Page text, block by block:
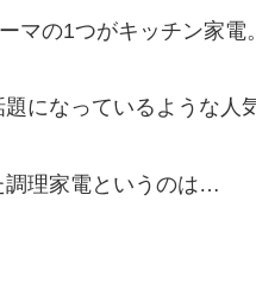
マの1つがキッチン家電。
になっているような人
調理家電というのは…